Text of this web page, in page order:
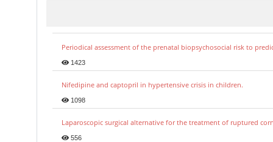
Periodical assessment of the prenatal biopsychosocial risk to
1423
Nifedipine and captopril in hypertensive crisis in children.
1098
Laparoscopic surgical alternative for the treatment of ruptured
556